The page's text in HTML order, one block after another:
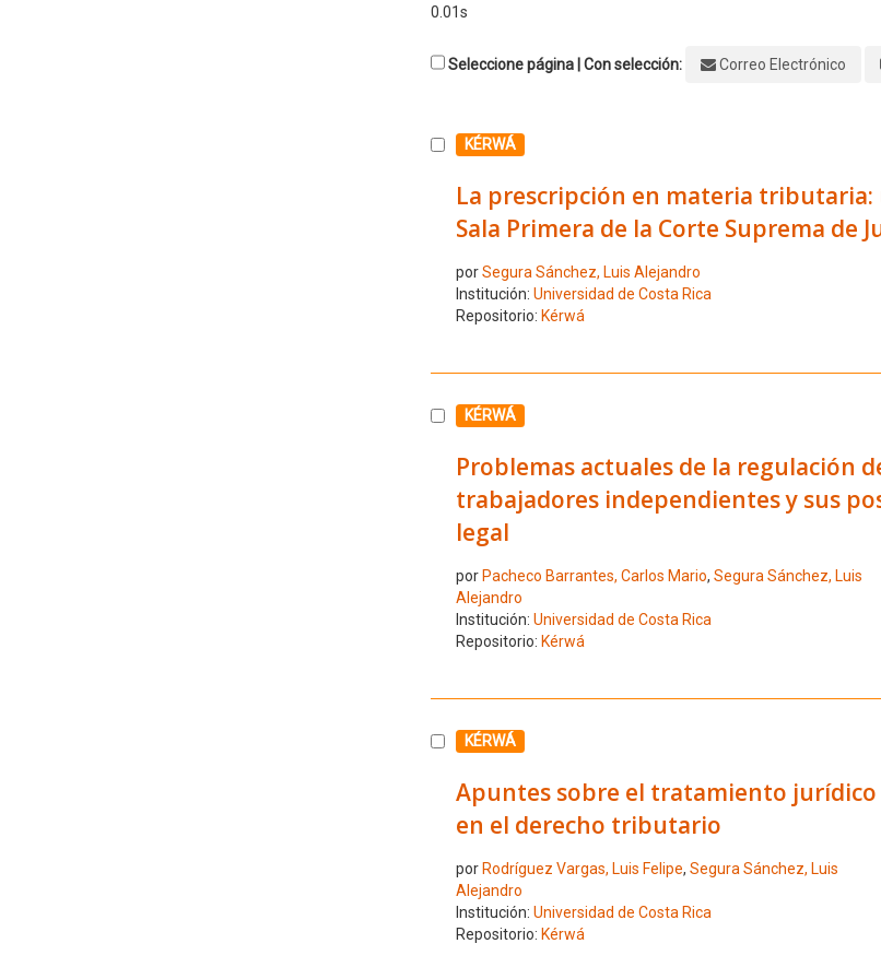
0.01s
Seleccione página | Con selección: Correo Electrónico
Seleccione el número de resultado 1
KÉRWÁ
La prescripción en materia
Sala Primera de la Corte Suprema de
porSegura Sánchez, Luis Alejandro
Institución: Universidad de Costa Rica
Repositorio: Kérwá
Seleccione el número de resultado 2
KÉRWÁ
Problemas actuales de la regulación
trabajadores independientes y sus
legal
por Pacheco Barrantes, Carlos Mario, Segura Sánchez, Luis
Alejandro
Institución: Universidad de Costa Rica
Repositorio: Kérwá
Seleccione el número de resultado 3
KÉRWÁ
Apuntes sobre el tratamiento
en el derecho tributario
por Rodríguez Vargas, Luis Felipe, Segura Sánchez, Luis
Alejandro
Institución: Universidad de Costa Rica
Repositorio: Kérwá